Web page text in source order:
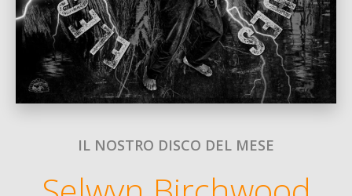
IL NOSTRO DISCO DEL MESE